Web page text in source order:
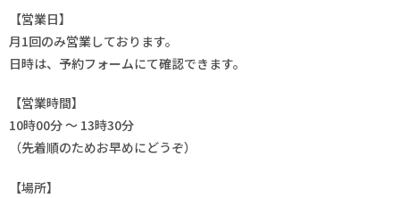
【営業日】
月1回のみ営業しております。
日時は、予約フォームにて確認できます。
【営業時間】
10時00分 ～ 13時30分
（先着順のためお早めにどうぞ）
【場所】